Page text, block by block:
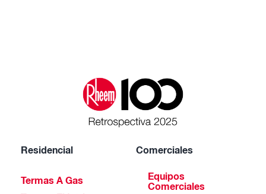
Residencial
Termas A Gas
Comerciales
Equipos
Comerciales